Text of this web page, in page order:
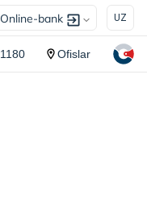
Online-bank UZ
1180 Ofislar